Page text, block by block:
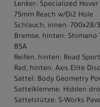
Lenker: Specialized
75mm Reach w/Di2 Hole
Schlauch, innen: 700x28/
Bremse, hinten: Shimano
BSA
Reifen, hinten: Road
Rad, hinten: Axis Elite Disc
Sattel: Body Geometry
Sattelklemme: Hidden
Sattelstütze: S-Works